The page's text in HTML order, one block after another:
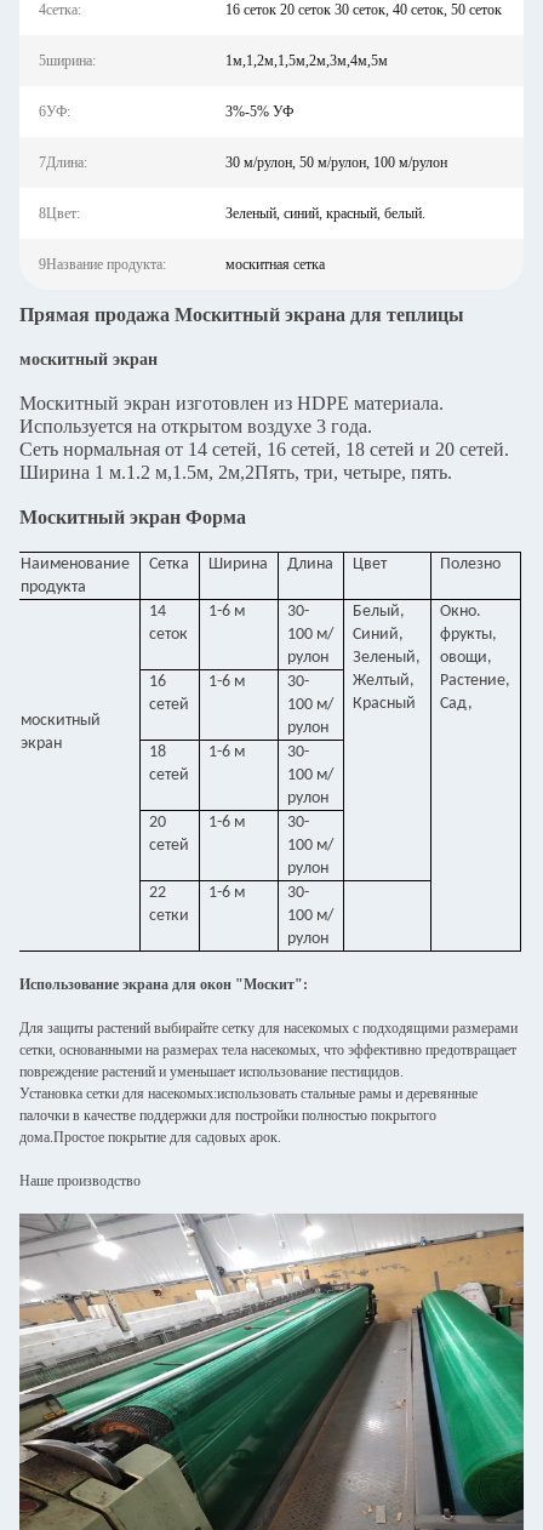
4сетка: 16 сеток 20 сеток 30 сеток, 40 сеток, 50 сеток
5ширина: 1м,1,2м,1,5м,2м,3м,4м,5м
6УФ: 3%-5% УФ
7Длина: 30 м/рулон, 50 м/рулон, 100 м/рулон
8Цвет: Зеленый, синий, красный, белый.
9Название продукта: москитная сетка
Прямая продажа Москитный экрана для теплицы
москитный экран
Москитный экран изготовлен из HDPE материала.
Используется на открытом воздухе 3 года.
Сеть нормальная от 14 сетей, 16 сетей, 18 сетей и 20 сетей.
Ширина 1 м.1.2 м,1.5м, 2м,2Пять, три, четыре, пять.
Москитный экран Форма
Наименование
продукта
Сетка Ширина Длина Цвет Полезно
москитный
экран
14
сеток
1-6 м
30-
100 м/
рулон
Белый,
Синий,
Зеленый,
Желтый,
Красный
Окно.
фрукты,
овощи,
Растение,
Сад,
16
сетей
1-6 м
30-
100 м/
рулон
18
сетей
1-6 м
30-
100 м/
рулон
20
сетей
1-6 м
30-
100 м/
рулон
22
сетки
1-6 м
30-
100 м/
рулон
Использование экрана для окон "Москит":
Для защиты растений выбирайте сетку для насекомых с подходящими размерами
сетки, основанными на размерах тела насекомых, что эффективно предотвращает
повреждение растений и уменьшает использование пестицидов.
Установка сетки для насекомых:использовать стальные рамы и деревянные
палочки в качестве поддержки для постройки полностью покрытого
дома.Простое покрытие для садовых арок.
Наше производство